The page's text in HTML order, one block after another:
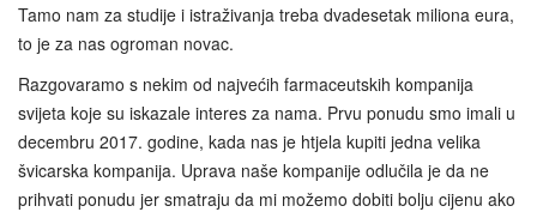
Tamo nam za studije i istraživanja treba dvadesetak miliona eura,
to je za nas ogroman novac.
Razgovaramo s nekim od najvećih farmaceutskih kompanija
svijeta koje su iskazale interes za nama. Prvu ponudu smo imali u
decembru 2017. godine, kada nas je htjela kupiti jedna velika
švicarska kompanija. Uprava naše kompanije odlučila je da ne
prihvati ponudu jer smatraju da mi možemo dobiti bolju cijenu ako